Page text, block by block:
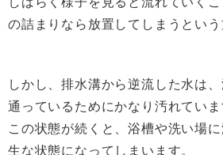
の詰まりなら放置してしまうという
しかし、排水溝から逆流した水は
通っているためにかなり汚れていま
この状態が続くと、浴槽や洗い場
生な状態になってしまいます。